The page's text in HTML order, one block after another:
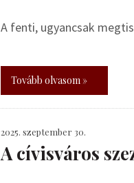
A fenti, ugyancsak
Tovább olvasom »
2025. szeptember 30.
A cívisváros